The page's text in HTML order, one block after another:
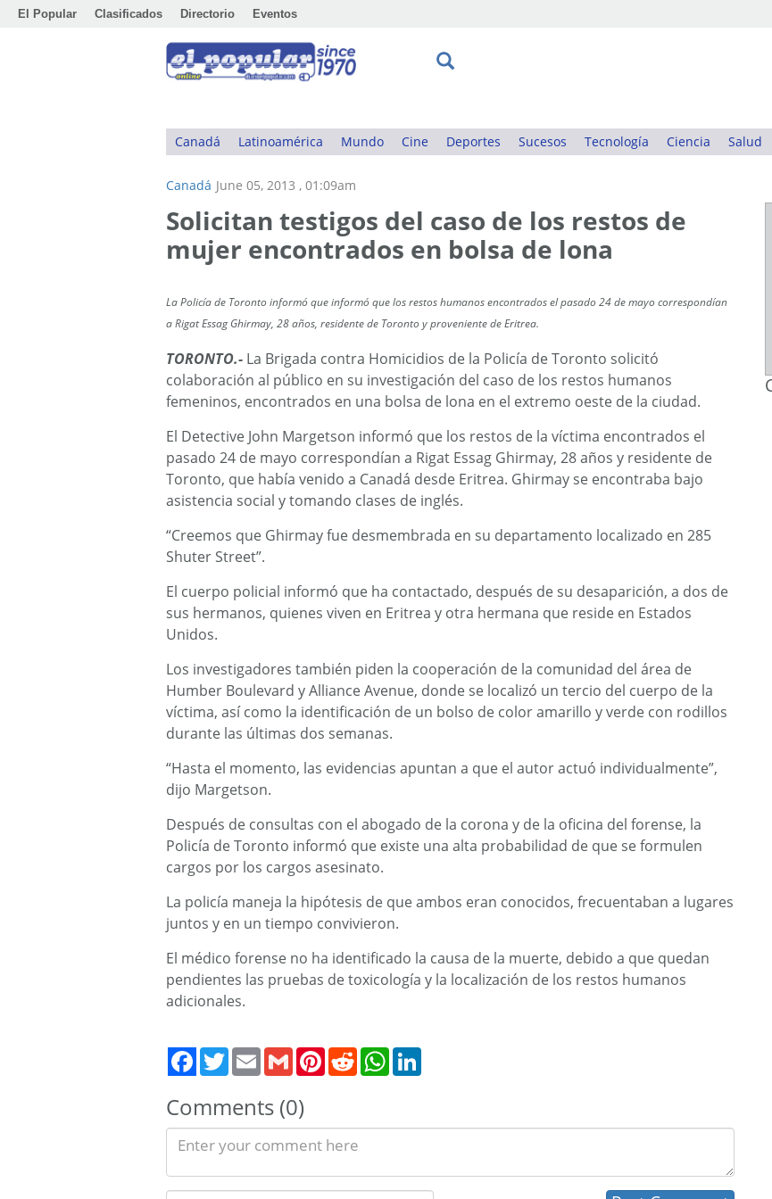
El Popular Clasificados Directorio Eventos
Canadá Latinoamérica Mundo Cine Deportes Sucesos Tecnología Ciencia Salud
Canadá June 05, 2013 , 01:09am
Solicitan testigos del caso de los restos de
mujer encontrados en bolsa de lona
La Policía de Toronto informó que informó que los restos humanos encontrados el pasado 24 de mayo correspondían
a Rigat Essag Ghirmay, 28 años, residente de Toronto y proveniente de Eritrea.
TORONTO.- La Brigada contra Homicidios de la Policía de Toronto solicitó
colaboración al público en su investigación del caso de los restos humanos
femeninos, encontrados en una bolsa de lona en el extremo oeste de la ciudad.
El Detective John Margetson informó que los restos de la víctima encontrados el
pasado 24 de mayo correspondían a Rigat Essag Ghirmay, 28 años y residente de
Toronto, que había venido a Canadá desde Eritrea. Ghirmay se encontraba bajo
asistencia social y tomando clases de inglés.
“Creemos que Ghirmay fue desmembrada en su departamento localizado en 285
Shuter Street”.
El cuerpo policial informó que ha contactado, después de su desaparición, a dos de
sus hermanos, quienes viven en Eritrea y otra hermana que reside en Estados
Unidos.
Los investigadores también piden la cooperación de la comunidad del área de
Humber Boulevard y Alliance Avenue, donde se localizó un tercio del cuerpo de la
víctima, así como la identificación de un bolso de color amarillo y verde con rodillos
durante las últimas dos semanas.
“Hasta el momento, las evidencias apuntan a que el autor actuó individualmente”,
dijo Margetson.
Después de consultas con el abogado de la corona y de la oficina del forense, la
Policía de Toronto informó que existe una alta probabilidad de que se formulen
cargos por los cargos asesinato.
La policía maneja la hipótesis de que ambos eran conocidos, frecuentaban a lugares
juntos y en un tiempo convivieron.
El médico forense no ha identificado la causa de la muerte, debido a que quedan
pendientes las pruebas de toxicología y la localización de los restos humanos
adicionales.
TwitterEmail Gmail PinterestRedditWhatsApp
Comments (0)